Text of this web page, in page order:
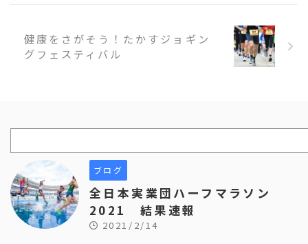
健康をさがそう！たかすジョギン
グフェスティバル
ブログ
全日本実業団ハーフマラソン
2021 結果速報
2021/2/14